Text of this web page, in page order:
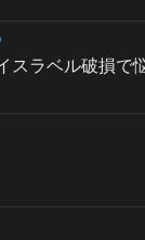
スラベル破損で